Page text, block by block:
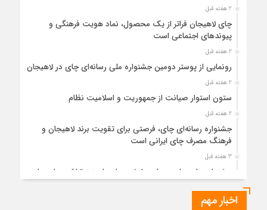
2 هفته قبل
چای لاهیجان فراتر از یک محصول، نماد هویت فرهنگی و
پیوندهای اجتماعی است
2 هفته قبل
رونمایی از پوستر دومین جشنواره ملی رسانه‌ای چای در لاهیجان
2 هفته قبل
ستون استوار صیانت از جمهوریت و اسلامیت نظام
2 هفته قبل
جشنواره رسانه‌ای چای، فرصتی برای تقویت برند لاهیجان و
فرهنگ مصرف چای ایرانی است
3 هفته قبل
جشنواره ملی چای، حمایت از لاهیجان یا هزینه‌تراشی برای چای
3 هفته قبل
اخبار مهم